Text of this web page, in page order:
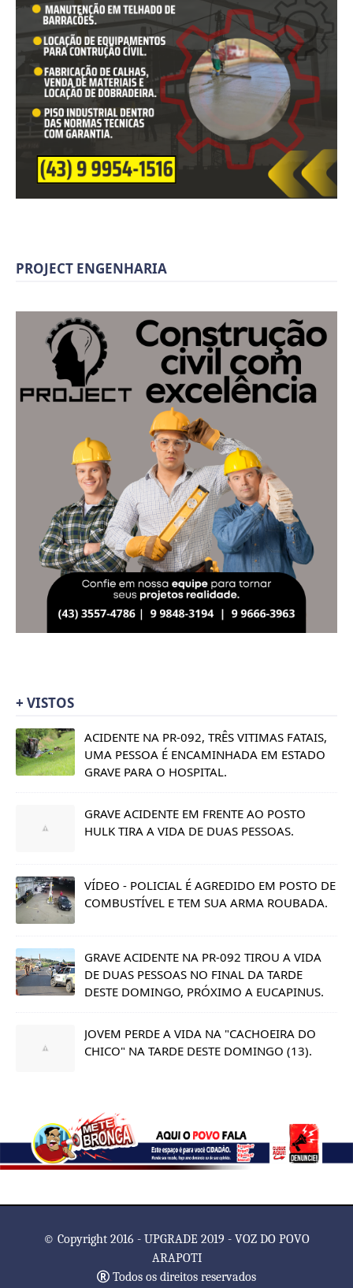
PROJECT ENGENHARIA
+ VISTOS
ACIDENTE NA PR-092, TRÊS VITIMAS FATAIS,
UMA PESSOA É ENCAMINHADA EM ESTADO
GRAVE PARA O HOSPITAL.
GRAVE ACIDENTE EM FRENTE AO POSTO
HULK TIRA A VIDA DE DUAS PESSOAS.
VÍDEO - POLICIAL É AGREDIDO EM POSTO DE
COMBUSTÍVEL E TEM SUA ARMA ROUBADA.
GRAVE ACIDENTE NA PR-092 TIROU A VIDA
DE DUAS PESSOAS NO FINAL DA TARDE
DESTE DOMINGO, PRÓXIMO A EUCAPINUS.
JOVEM PERDE A VIDA NA "CACHOEIRA DO
CHICO" NA TARDE DESTE DOMINGO (13).
© Copyright 2016 - UPGRADE 2019 - VOZ DO POVO
ARAPOTI
Todos os direitos reservados